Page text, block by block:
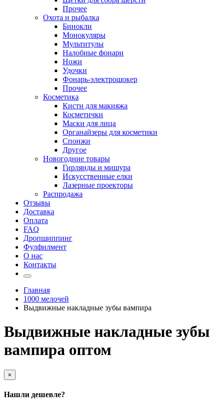
Прочее
Охота и рыбалка
Бинокли
Монокуляры
Мультитулы
Налобные фонари
Ножи
Удочки
Фонарь-электрошокер
Прочее
Косметика
Кисти для макияжа
Косметички
Маски для лица
Органайзеры для косметики
Спонжи
Другое
Новогодние товары
Гирлянды и мишура
Искусственные елки
Лазерные проекторы
Распродажа
Отзывы
Доставка
Оплата
FAQ
Дропшиппинг
Фулфилмент
О нас
Контакты
Главная
1000 мелочей
Выдвижные накладные зубы вампира
Выдвижные накладные зубы
вампира оптом
×
Нашли дешевле?